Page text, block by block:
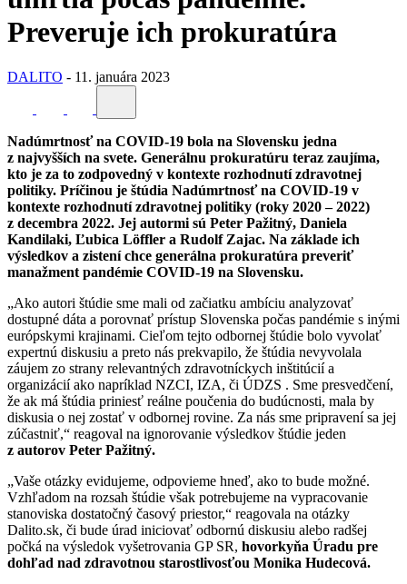
Preveruje ich prokuratúra
DALITO - 11. januára 2023
Nadúmrtnosť na COVID-19 bola na Slovensku jedna
z najvyšších na svete. Generálnu prokuratúru teraz zaujíma,
kto je za to zodpovedný v kontexte rozhodnutí zdravotnej
politiky. Príčinou je štúdia Nadúmrtnosť na COVID-19 v
kontexte rozhodnutí zdravotnej politiky (roky 2020 – 2022)
z decembra 2022. Jej autormi sú Peter Pažitný, Daniela
Kandilaki, Ľubica Löffler a Rudolf Zajac. Na základe ich
výsledkov a zistení chce generálna prokuratúra preveriť
manažment pandémie COVID-19 na Slovensku.
„Ako autori štúdie sme mali od začiatku ambíciu analyzovať
dostupné dáta a porovnať prístup Slovenska počas pandémie s inými
európskymi krajinami. Cieľom tejto odbornej štúdie bolo vyvolať
expertnú diskusiu a preto nás prekvapilo, že štúdia nevyvolala
záujem zo strany relevantných zdravotníckych inštitúcií a
organizácií ako napríklad NZCI, IZA, či ÚDZS . Sme presvedčení,
že ak má štúdia priniesť reálne poučenia do budúcnosti, mala by
diskusia o nej zostať v odbornej rovine. Za nás sme pripravení sa jej
zúčastniť,“ reagoval na ignorovanie výsledkov štúdie jeden
z autorov Peter Pažitný.
„Vaše otázky evidujeme, odpovieme hneď, ako to bude možné.
Vzhľadom na rozsah štúdie však potrebujeme na vypracovanie
stanoviska dostatočný časový priestor,“ reagovala na otázky
Dalito.sk, či bude úrad iniciovať odbornú diskusiu alebo radšej
počká na výsledok vyšetrovania GP SR, hovorkyňa Úradu pre
dohľad nad zdravotnou starostlivosťou Monika Hudecová.